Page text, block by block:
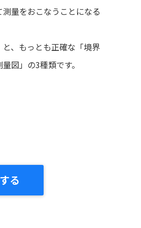
量をおこなうことになる
、もっとも正確な「境界
図」の3種類です。
る